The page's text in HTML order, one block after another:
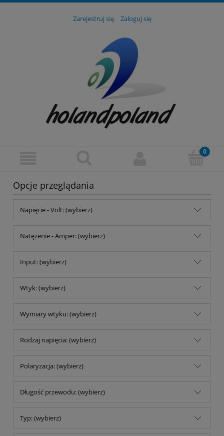
Zarejestruj się Zaloguj się
Opcje przeglądania
Napięcie - Volt: (wybierz)
Natężenie - Amper: (wybierz)
Input: (wybierz)
Wtyk: (wybierz)
Wymiary wtyku: (wybierz)
Rodzaj napięcia: (wybierz)
Polaryzacja: (wybierz)
Długość przewodu: (wybierz)
Typ: (wybierz)